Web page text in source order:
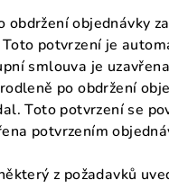
obdržení objednávky
potvrzení je
smlouva je
po obdržení
Toto potvrzení se
potvrzením
z požadavků